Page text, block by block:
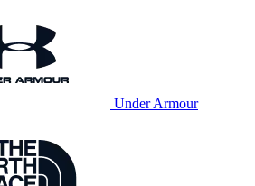
Under Armour